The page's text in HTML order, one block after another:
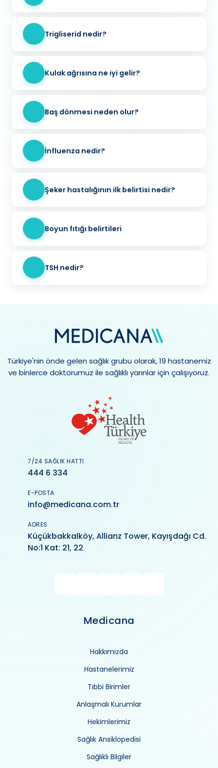
Trigliserid nedir?
Kulak ağrısına ne iyi gelir?
Baş dönmesi neden olur?
İnfluenza nedir?
Şeker hastalığının ilk belirtisi nedir?
Boyun fıtığı belirtileri
TSH nedir?
Türkiye'nin önde gelen sağlık grubu olarak, 19 hastanemiz
ve binlerce doktorumuz ile sağlıklı yarınlar için çalışıyoruz.
7/24 SAĞLIK HATTI
444 6 334
E-POSTA
info@medicana.com.tr
ADRES
Küçükbakkalköy, Allianz Tower, Kayışdağı Cd.
No:1 Kat: 21, 22
Medicana
Hakkımızda
Hastanelerimiz
Tıbbi Birimler
Anlaşmalı Kurumlar
Hekimlerimiz
Sağlık Ansiklopedisi
Sağlıklı Bilgiler